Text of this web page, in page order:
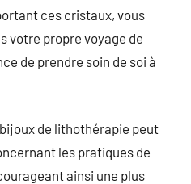
ces cristaux, vous
votre propre voyage de
de prendre soin de soi à
de lithothérapie peut
les pratiques de
ainsi une plus